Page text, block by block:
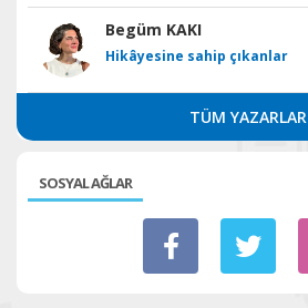
Begüm KAKI
Hikâyesine sahip çıkanlar
TÜM YAZARLAR
SOSYAL AĞLAR